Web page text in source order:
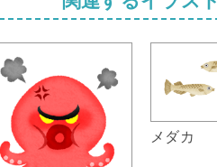
メダカ